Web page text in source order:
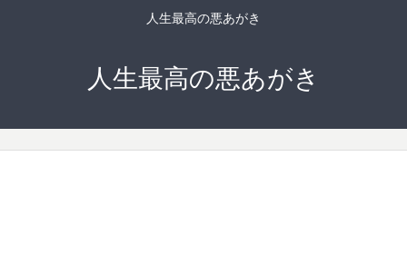
人生最高の悪あがき
人生最高の悪あがき